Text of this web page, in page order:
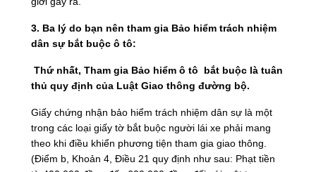
3. Ba lý do bạn nên tham gia Bảo hiểm trách nhiệm
dân sự bắt buộc ô tô:
Thứ nhất, Tham gia Bảo hiểm ô tô bắt buộc là tuân
thủ quy định của Luật Giao thông đường bộ.
Giấy chứng nhận bảo hiểm trách nhiệm dân sự là một
trong các loại giấy tờ bắt buộc người lái xe phải mang
theo khi điều khiển phương tiện tham gia giao thông.
(Điểm b, Khoản 4, Điều 21 quy định như sau: Phạt tiền